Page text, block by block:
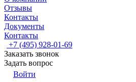
Отзывы
Контакты
Документы
Контакты
+7 (495) 928-01-69
Заказать звонок
Задать вопрос
Войти